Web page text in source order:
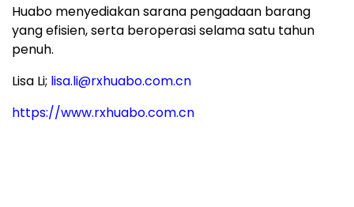
Huabo menyediakan sarana pengadaan barang
yang efisien, serta beroperasi selama satu tahun
penuh.
Lisa Li; lisa.li@rxhuabo.com.cn
https://www.rxhuabo.com.cn